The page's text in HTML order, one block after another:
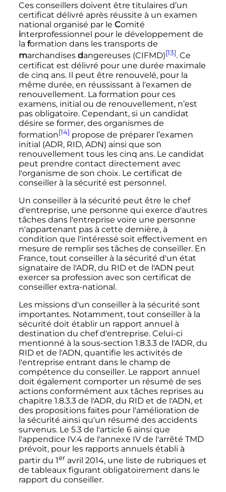
Ces conseillers doivent être titulaires d’un
certificat délivré après réussite à un examen
national organisé par le Comité
interprofessionnel pour le développement de
la formation dans les transports de
marchandises dangereuses (CIFMD)[13]. Ce
certificat est délivré pour une durée maximale
de cinq ans. Il peut être renouvelé, pour la
même durée, en réussissant à l'examen de
renouvellement. La formation pour ces
examens, initial ou de renouvellement, n’est
pas obligatoire. Cependant, si un candidat
désire se former, des organismes de
formation[14] propose de préparer l’examen
initial (ADR, RID, ADN) ainsi que son
renouvellement tous les cinq ans. Le candidat
peut prendre contact directement avec
l'organisme de son choix. Le certificat de
conseiller à la sécurité est personnel.
Un conseiller à la sécurité peut être le chef
d'entreprise, une personne qui exerce d'autres
tâches dans l'entreprise voire une personne
n'appartenant pas à cette dernière, à
condition que l'intéressé soit effectivement en
mesure de remplir ses tâches de conseiller. En
France, tout conseiller à la sécurité d'un état
signataire de l'ADR, du RID et de l'ADN peut
exercer sa profession avec son certificat de
conseiller extra-national.
Les missions d'un conseiller à la sécurité sont
importantes. Notamment, tout conseiller à la
sécurité doit établir un rapport annuel à
destination du chef d'entreprise. Celui-ci
mentionné à la sous-section 1.8.3.3 de l'ADR, du
RID et de l'ADN, quantifie les activités de
l'entreprise entrant dans le champ de
compétence du conseiller. Le rapport annuel
doit également comporter un résumé de ses
actions conformément aux tâches reprises au
chapitre 1.8.3.3de l'ADR, du RID et de l'ADN, et
des propositions faites pour l'amélioration de
la sécurité ainsi qu'un résumé des accidents
survenus. Le 5.3 de l'article 6ainsi que
l'appendice IV.4de l'annexe IVde l'arrêté TMD
prévoit, pour les rapports annuels établi à
partir du 1er avril 2014, une liste de rubriques et
de tableaux figurant obligatoirement dans le
rapport du conseiller.